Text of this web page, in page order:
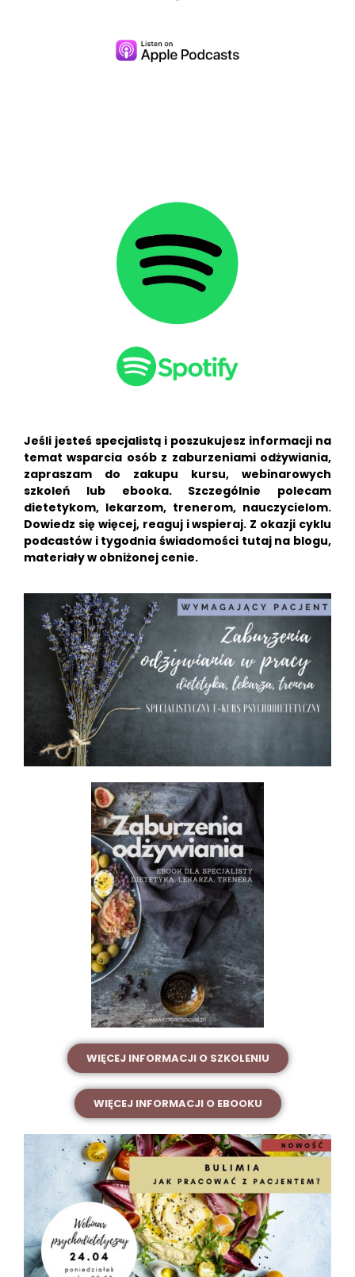
Jeśli jesteś specjalistą i poszukujesz informacji na
temat wsparcia osób z zaburzeniami odżywiania,
zapraszam do zakupu kursu, webinarowych
szkoleń lub ebooka. Szczególnie polecam
dietetykom, lekarzom, trenerom, nauczycielom.
Dowiedz się więcej, reaguj i wspieraj. Z okazji cyklu
podcastów i tygodnia świadomości tutaj na blogu,
materiały w obniżonej cenie.
WIĘCEJ INFORMACJI O SZKOLENIU
WIĘCEJ INFORMACJI O EBOOKU